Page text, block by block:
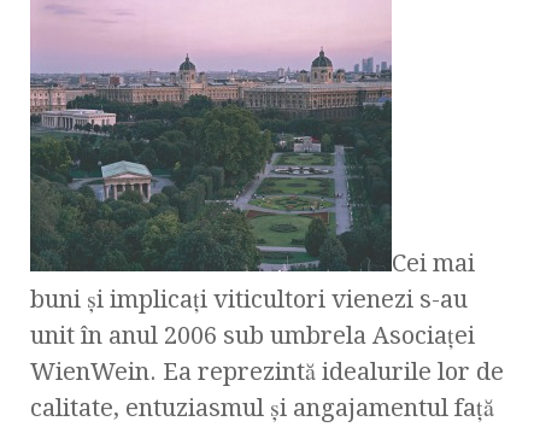
Cei mai
buni şi implicaţi viticultori vienezi s-au
unit în anul 2006 sub umbrela Asociaţei
WienWein. Ea reprezintă idealurile lor de
calitate, entuziasmul şi angajamentul faţă